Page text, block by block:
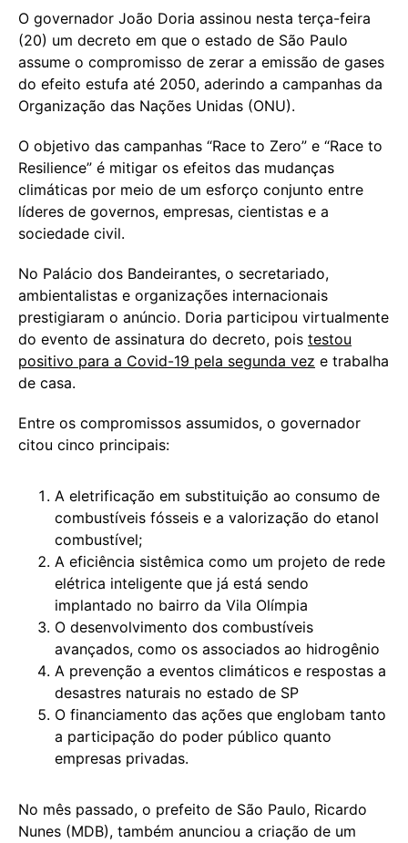
O governador João Doria assinou nesta terça-feira
(20) um decreto em que o estado de São Paulo
assume o compromisso de zerar a emissão de gases
do efeito estufa até 2050, aderindo a campanhas da
Organização das Nações Unidas (ONU).
O objetivo das campanhas “Race to Zero” e “Race to
Resilience” é mitigar os efeitos das mudanças
climáticas por meio de um esforço conjunto entre
líderes de governos, empresas, cientistas e a
sociedade civil.
No Palácio dos Bandeirantes, o secretariado,
ambientalistas e organizações internacionais
prestigiaram o anúncio. Doria participou virtualmente
do evento de assinatura do decreto, pois testou
positivo para a Covid-19 pela segunda vez e trabalha
de casa.
Entre os compromissos assumidos, o governador
citou cinco principais:
A eletrificação em substituição ao consumo de
combustíveis fósseis e a valorização do etanol
combustível;
A eficiência sistêmica como um projeto de rede
elétrica inteligente que já está sendo
implantado no bairro da Vila Olímpia
O desenvolvimento dos combustíveis
avançados, como os associados ao hidrogênio
A prevenção a eventos climáticos e respostas a
desastres naturais no estado de SP
O financiamento das ações que englobam tanto
a participação do poder público quanto
empresas privadas.
No mês passado, o prefeito de São Paulo, Ricardo
Nunes (MDB), também anunciou a criação de um